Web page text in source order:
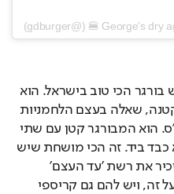
‎‏
"'לוקאל בורגר' הוא בעיני הסמאש בורגר הכי טוב בישראל. הוא
מוגש בלחמניית אנג'ל אמריקה קטנה, שאלה בעצם הלחמניות
שמשתמשים בהן גם במקדונלד'ס. הוא המבורגר קטן עם שתי
קציצות ומעלה, אבל מרגיש נורא כבד ביד. זה הכי מושחת שיש
עם אוממי מיושן מובהק. הוא מזכיר את רשת 'עד העצם'
בתחילת דרכה, אבל אז מתעלה על זה, ויש להם גם קריספי